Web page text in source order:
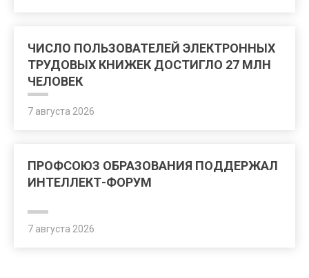
ЧИСЛО ПОЛЬЗОВАТЕЛЕЙ ЭЛЕКТРОННЫХ
ТРУДОВЫХ КНИЖЕК ДОСТИГЛО 27 МЛН
ЧЕЛОВЕК
7 августа 2026
ПРОФСОЮЗ ОБРАЗОВАНИЯ ПОДДЕРЖАЛ
ИНТЕЛЛЕКТ-ФОРУМ
7 августа 2026